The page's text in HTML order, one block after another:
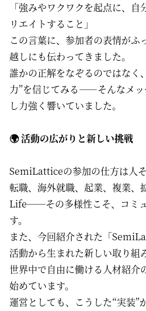
「強みやワクワクを起点に、
リエイトすること」
この言葉に、参加者の表情がふ
越しにも伝わってきました。
誰かの正解をなぞるのではなく
力”を信じてみる——そんなメッ
し力強く響いていました。
🌍 活動の広がりと新しい挑戦
SemiLatticeの参加の仕方は人そ
転職、海外就職、起業、複業、
Life——その多様性こそ、コミ
す。
また、今回紹介された「
活動から生まれた新しい取り組
世界中で自由に働ける人材紹介
始めています。
運営としても、こうした“実装”